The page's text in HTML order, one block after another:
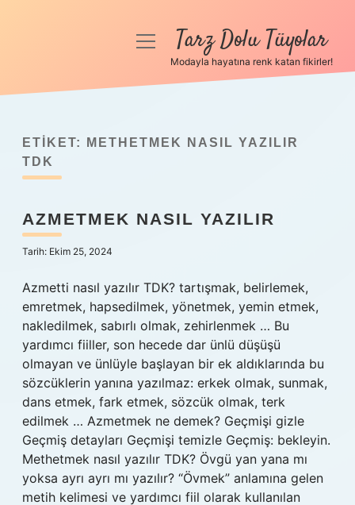
Anasayfa
Yasal Uyarı
menüyüTarz Dolu Tüyolar
Modayla hayatına renk katan fikirler!
ETIKET:
METHETMEK NASIL YAZILIR
TDK
AZMETMEK NASIL YAZILIR
Tarih: Ekim 25, 2024
Azmetti nasıl yazılır TDK? tartışmak, belirlemek,
emretmek, hapsedilmek, yönetmek, yemin etmek,
nakledilmek, sabırlı olmak, zehirlenmek … Bu
yardımcı fiiller, son hecede dar ünlü düşüşü
olmayan ve ünlüyle başlayan bir ek aldıklarında bu
sözcüklerin yanına yazılmaz: erkek olmak, sunmak,
dans etmek, fark etmek, sözcük olmak, terk
edilmek … Azmetmek ne demek? Geçmişi gizle
Geçmiş detayları Geçmişi temizle Geçmiş: bekleyin.
Methetmek nasıl yazılır TDK? Övgü yan yana mı
yoksa ayrı ayrı mı yazılır? “Övmek” anlamına gelen
metih kelimesi ve yardımcı fiil olarak kullanılan